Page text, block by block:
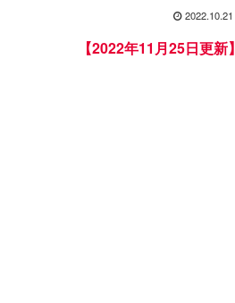
2022.10.21
【2022年11月25日更新】